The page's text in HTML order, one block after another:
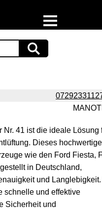
Support
Presse
Nr. 41 ist die ideale Lösung
Dieses hochwertige
wie den Ford Fiesta,
in Deutschland,
und
schnelle und effektive
Sicherheit und